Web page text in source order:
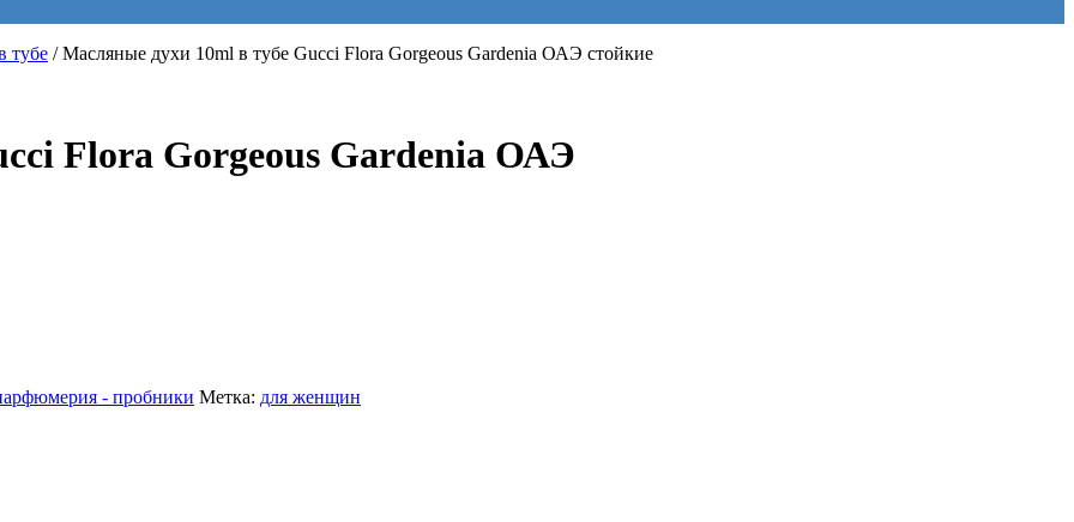
тубе / Масляные духи 10ml в тубе Gucci Flora Gorgeous Gardenia ОАЭ стойкие
Flora Gorgeous Gardenia ОАЭ
- пробники Метка: для женщин